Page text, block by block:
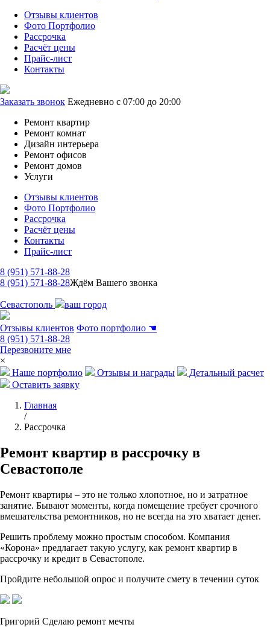
Отзывы клиентов
Фото Портфолио
Рассрочка
Расчёт цены
Прайс-лист
Контакты
Заказать звонок Ежедневно с 07:00 до 20:00
Ремонт квартир
Ремонт комнат
Дизайн интерьера
Ремонт офисов
Ремонт домов
Услуги
Отзывы клиентов
Фото Портфолио
Рассрочка
Расчёт цены
Контакты
Прайс-лист
8 (951) 571-88-28
8 (951) 571-88-28Ждём Вашего звонка
Севастополь ваш город
Отзывы клиентов Фото портфолио ☚
8 (951) 571-88-28
Перезвоните мне
×
Наше портфолио
Отзывы и награды
Детальный расчет
Оставить заявку
Главная
/
Рассрочка
Ремонт квартир в рассрочку в
Севастополе
Ремонт квартиры – это не только хлопотное, но и затратное
занятие. Бывают моменты, когда помещение требует срочного
вмешательства ремонтников, но не всегда на это хватает денег.
Решить проблему можно простым способом. Компания
«Корона» предлагает такую услугу, как ремонт квартир в
рассрочку и кредит в Севастополе.
Пройдите небольшой опрос и получите смету в течении суток
Григорий Сделаю ремонт мечты